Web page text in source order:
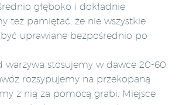
głęboko i dokładnie
też pamiętać, że nie wszystkie
uprawiane bezpośrednio po
warzywa stosujemy w dawce 20-60
rozsypujemy na przekopaną
z nią za pomocą grabi. Miejsce